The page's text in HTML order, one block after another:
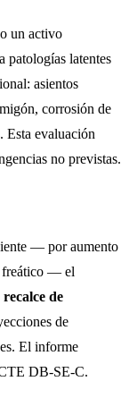
un activo
patologías latentes
asientos
corrosión de
Esta evaluación
no previstas.
— por aumento
freático — el
recalce de
de
El informe
DB-SE-C.